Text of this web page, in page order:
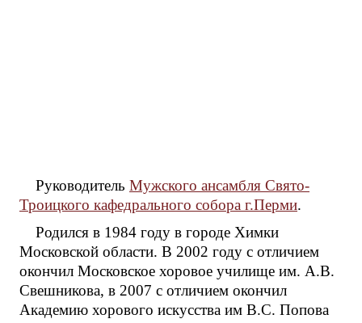
Руководитель Мужского ансамбля Свято-
Троицкого кафедрального собора г.Перми.
Родился в 1984 году в городе Химки
Московской области. В 2002 году с отличием
окончил Московское хоровое училище им. А.В.
Свешникова, в 2007 с отличием окончил
Академию хорового искусства им В.С. Попова